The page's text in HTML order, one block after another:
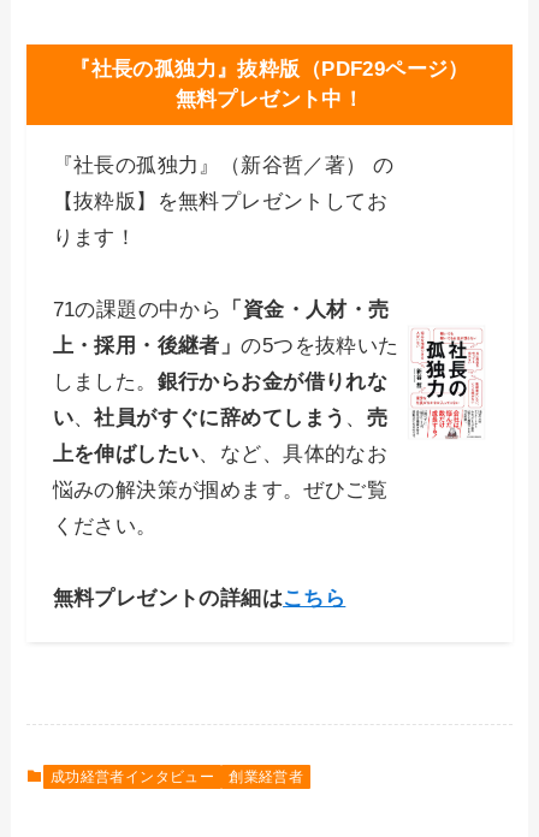
『社長の孤独力』抜粋版（PDF29ページ）
無料プレゼント中！
『社長の孤独力』（新谷哲／著） の
【抜粋版】を無料プレゼントしてお
ります！
71の課題の中から
「資金・人材・売
上・採用・後継者」の5つを抜粋いた
しました。 銀行からお金が借りれな
い、社員がすぐに辞めてしまう 、 売
上を伸ばしたい、など、具体的なお
悩みの解決策が掴めます。ぜひご覧
ください。
無料プレゼントの詳細はこちら
成功経営者インタビュー 創業経営者